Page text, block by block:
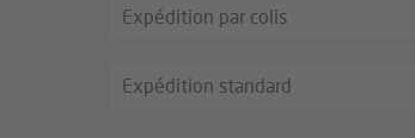
Expédition par colis
Expédition standard